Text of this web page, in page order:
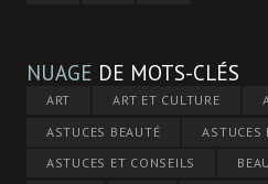
NUAGE DE MOTS-CLÉS
ART ART ET CULTURE
ASTUCES BEAUTÉ
ASTUCES
ASTUCES ET CONSEILS